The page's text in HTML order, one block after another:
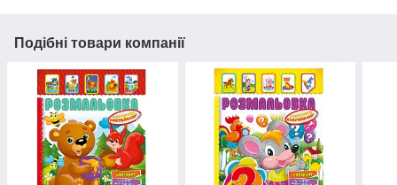
Подібні товари компанії